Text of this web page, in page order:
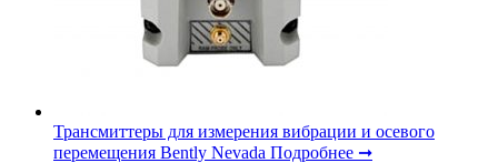
Трансмиттеры для измерения вибрации и осевого
перемещения Bently Nevada Подробнее ➞